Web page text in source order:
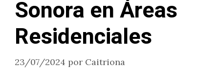
Sonora en Áreas
Residenciales
23/07/2024 por Caitriona